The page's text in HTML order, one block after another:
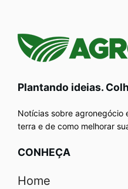
Plantando ideias.
Notícias sobre agronegócio
terra e de como melhorar
CONHEÇA
Home